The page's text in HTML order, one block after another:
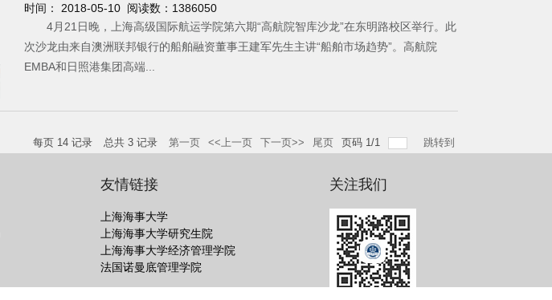
时间： 2018-05-10 阅读数： 1386050
4月21日晚，上海高级国际航运学院第六期“高航院智库沙龙”在东明路校区举行。此
次沙龙由来自澳洲联邦银行的船舶融资董事王建军先生主讲“船舶市场趋势”。高航院
EMBA和日照港集团高端...
每页 14 记录 总共 3 记录 第一页 <<上一页 下一页>> 尾页 页码 1/1 跳转到
友情链接
上海海事大学
上海海事大学研究生院
上海海事大学经济管理学院
法国诺曼底管理学院
关注我们